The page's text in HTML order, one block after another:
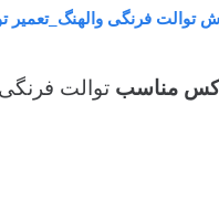
توالت فرنگی
مناسب توالت